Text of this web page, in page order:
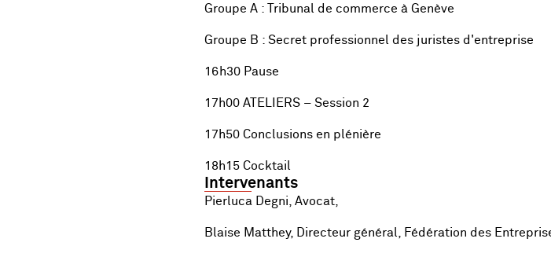
Groupe A : Tribunal de commerce à Genève
Groupe B : Secret professionnel des juristes d'entreprise
16h30 Pause
17h00 ATELIERS – Session 2
17h50 Conclusions en plénière
18h15 Cocktail
Intervenants
Pierluca Degni, Avocat,
Blaise Matthey, Directeur général, Fédération des